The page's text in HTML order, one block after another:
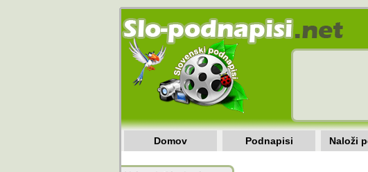
Domov Podnapisi Naloži